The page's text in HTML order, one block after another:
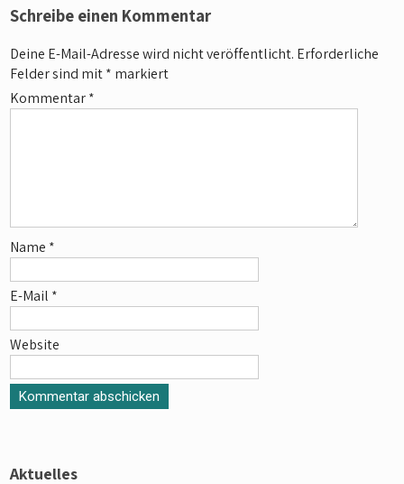
c
e
o
o
k
a
t
A
p
p
Schreibe einen Kommentar
Deine E-Mail-Adresse wird nicht veröffentlicht. Erforderliche
Felder sind mit* markiert
Kommentar*
Name *
E-Mail *
Website
Aktuelles